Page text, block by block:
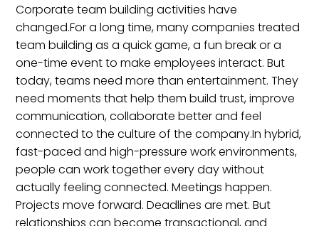
Corporate team building activities have
changed.For a long time, many companies treated
team building as a quick game, a fun break or a
one-time event to make employees interact. But
today, teams need more than entertainment. They
need moments that help them build trust, improve
communication, collaborate better and feel
connected to the culture of the company.In hybrid,
fast-paced and high-pressure work environments,
people can work together every day without
actually feeling connected. Meetings happen.
Projects move forward. Deadlines are met. But
relationships can become transactional, and